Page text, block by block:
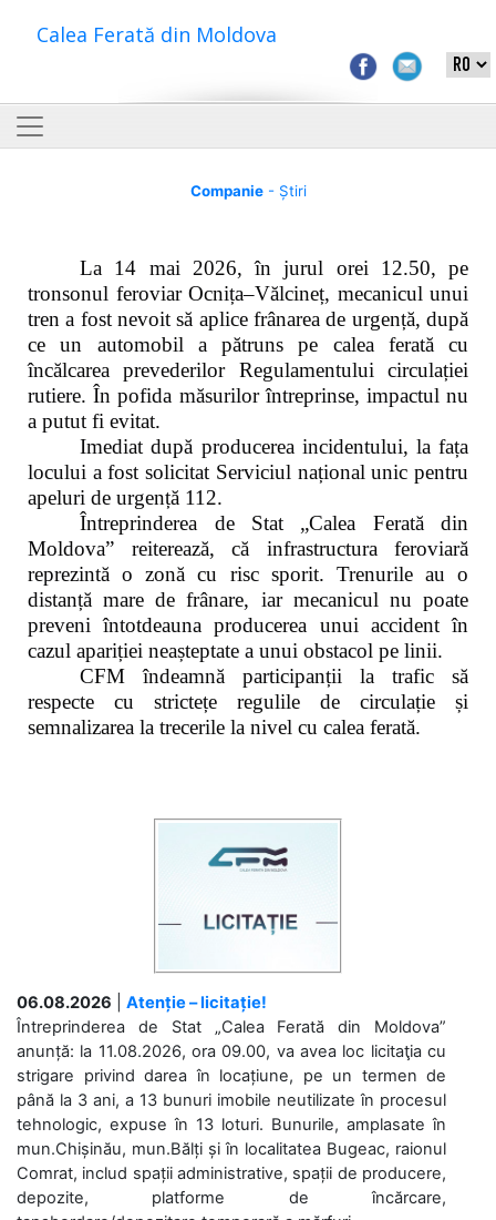
Calea Ferată din Moldova
Companie- Știri
La 14 mai 2026, în jurul orei 12.50, pe
tronsonul feroviar Ocnița–Vălcineț, mecanicul unui
tren a fost nevoit să aplice frânarea de urgență, după
ce un automobil a pătruns pe calea ferată cu
încălcarea prevederilor Regulamentului circulației
rutiere. În pofida măsurilor întreprinse, impactul nu
a putut fi evitat.
Imediat după producerea incidentului, la fața
locului a fost solicitat Serviciul național unic pentru
apeluri de urgență 112.
Întreprinderea de Stat „Calea Ferată din
Moldova” reiterează, că infrastructura feroviară
reprezintă o zonă cu risc sporit. Trenurile au o
distanță mare de frânare, iar mecanicul nu poate
preveni întotdeauna producerea unui accident în
cazul apariției neașteptate a unui obstacol pe linii.
CFM îndeamnă participanții la trafic să
respecte cu strictețe regulile de circulație și
semnalizarea la trecerile la nivel cu calea ferată.
06.08.2026
Atenție – licitație!
Întreprinderea de Stat „Calea Ferată din Moldova”
anunță: la 11.08.2026, ora 09.00, va avea loc licitaţia cu
strigare privind darea în locațiune, pe un termen de
până la 3 ani, a 13 bunuri imobile neutilizate în procesul
tehnologic, expuse în 13 loturi. Bunurile, amplasate în
mun.Chișinău, mun.Bălți și în localitatea Bugeac, raionul
Comrat, includ spații administrative, spații de producere,
depozite, platforme de încărcare,